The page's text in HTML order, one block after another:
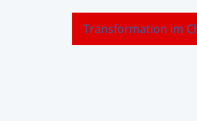
Transformation im